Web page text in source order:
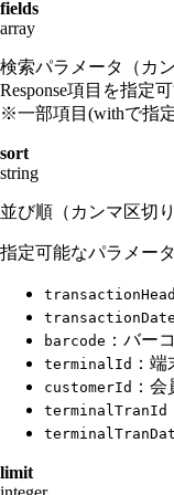
fields
array
検索パラメータ（カ
Response項目を指定
※一部項目(withで指
sort
string
並び順（カンマ区切
指定可能なパラメータ
barcode ：バー
terminalId ：
customerId ：
terminalTranId
limit